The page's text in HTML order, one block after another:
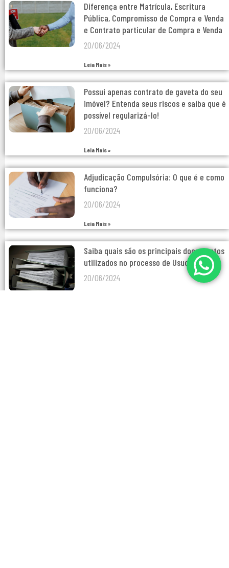
Diferença entre Matrícula, Escritura
Pública, Compromisso de Compra e Venda
e Contrato particular de Compra e Venda
20/06/2024
Leia Mais »
Possui apenas contrato de gaveta do seu
imóvel? Entenda seus riscos e saiba que é
possível regularizá-lo!
20/06/2024
Leia Mais »
Adjudicação Compulsória: O que é e como
funciona?
20/06/2024
Leia Mais »
Saiba quais são os principais documentos
utilizados no processo de Usucapião
20/06/2024